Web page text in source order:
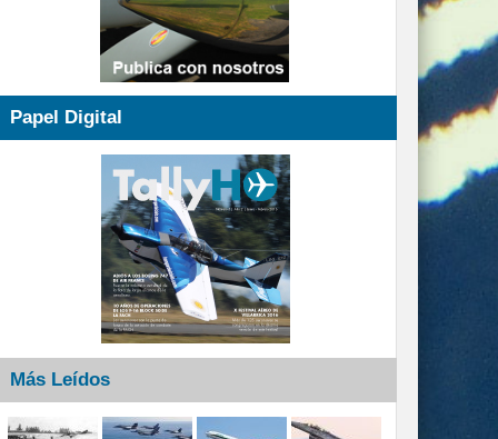
Papel Digital
Más Leídos